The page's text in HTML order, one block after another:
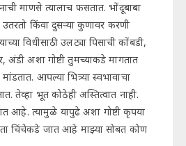
माणसे त्यालाच फसतात. भोंदूबाबा
किंवा दुसऱ्या कुणावर करणी
विधीसाठी उलट्या पिसाची कोंबडी,
अशा गोष्टी तुमच्याकडे मागतात
आपल्या भित्र्या स्वभावाचा
तेव्हा भूत कोठेही अस्तित्वात नाही.
आहे. त्यामुळे यापुढे अशा गोष्टी कृपया
चिंचेकडे जात आहे माझ्या सोबत कोण